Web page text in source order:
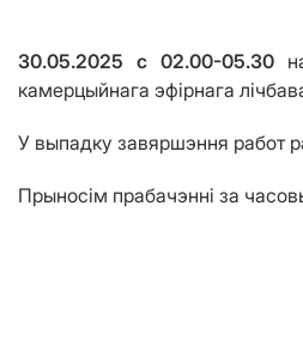
30.05.2025 с 02.00-05.30
камерцыйнага эфірнага
У выпадку завяршэння работ
Прыносім прабачэнні за